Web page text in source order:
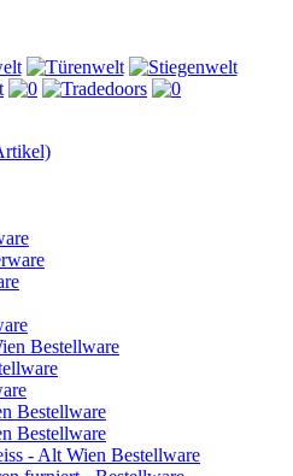
Bestellware
Bestellware
Bestellware
- Alt Wien Bestellware